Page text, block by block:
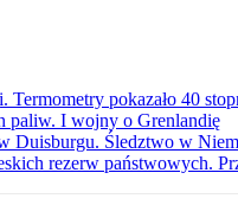
pokazało 40
paliw. I wojny o Grenlandię
Duisburgu. Śledztwo w
rezerw państwowych.